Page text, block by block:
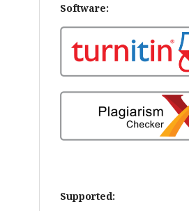
Software:
Supported: